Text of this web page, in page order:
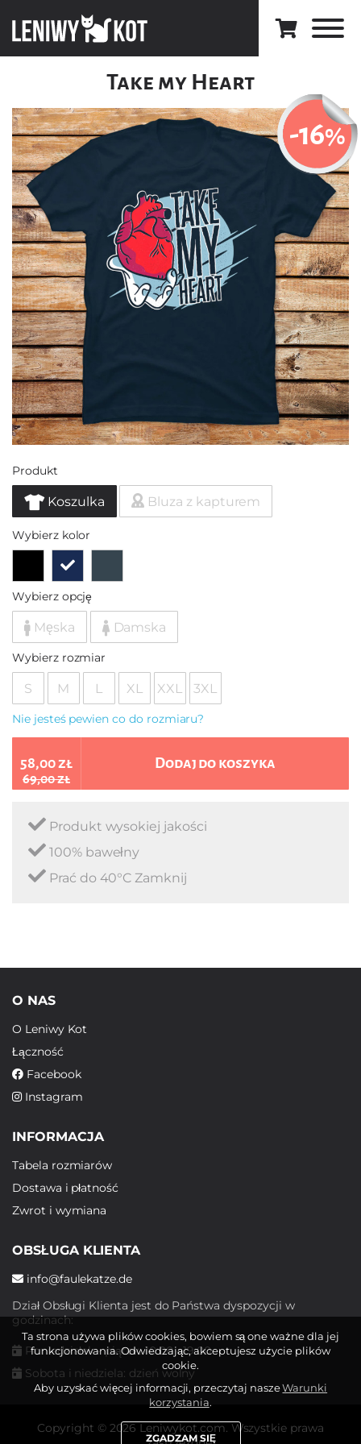
Take my Heart
-16%
Produkt
Koszulka Bluza z kapturem
Wybierz kolor
Wybierz opcję
Męska Damska
Wybierz rozmiar
S M L XL XXL 3XL
Nie jesteś pewien co do rozmiaru?
58,00 zł
69,00 zł
Dodaj do koszyka
Produkt wysokiej jakości
100% bawełny
Prać do 40°C Zamknij
O NAS
O Leniwy Kot
Łączność
Facebook
Instagram
INFORMACJA
Tabela rozmiarów
Dostawa i płatność
Zwrot i wymiana
OBSŁUGA KLIENTA
info@faulekatze.de
Dział Obsługi Klienta jest do Państwa dyspozycji w
godzinach:
Poniedziałek - piątek: 10:00 - 19:00
Sobota i niedziela: dzień wolny
Copyright © 2026 Leniwykot.com. Wszystkie prawa
Ta strona używa plików cookies, bowiem są one ważne dla jej
funkcjonowania. Odwiedzając, akceptujesz użycie plików
cookie.
Aby uzyskać więcej informacji, przeczytaj naszeWarunki
korzystania.
ZGADZAM SIĘ